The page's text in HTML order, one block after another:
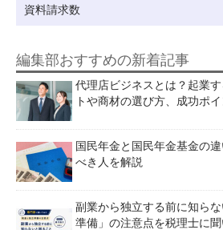
資料請求数
編集部おすすめの新着記事
代理店ビジネスとは？起業
トや商材の選び方、成功ポ
国民年金と国民年金基金の
べき人を解説
副業から独立する前に知ら
準備」の注意点を税理士に